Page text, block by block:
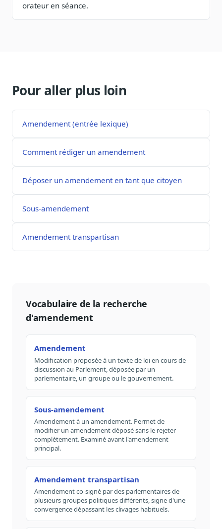
orateur en séance.
Pour aller plus loin
Amendement (entrée lexique)
Comment rédiger un amendement
Déposer un amendement en tant que citoyen
Sous-amendement
Amendement transpartisan
Vocabulaire de la recherche
d'amendement
Amendement
Modification proposée à un texte de loi en cours de
discussion au Parlement, déposée par un
parlementaire, un groupe ou le gouvernement.
Sous-amendement
Amendement à un amendement. Permet de
modifier un amendement déposé sans le rejeter
complètement. Examiné avant l'amendement
principal.
Amendement transpartisan
Amendement co-signé par des parlementaires de
plusieurs groupes politiques différents, signe d'une
convergence dépassant les clivages habituels.